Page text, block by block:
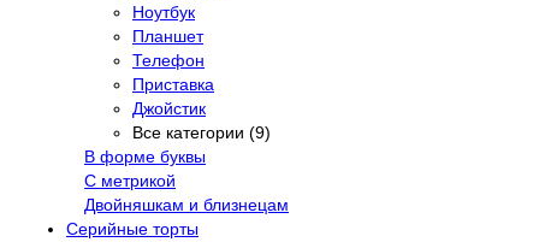
Ноутбук
Планшет
Телефон
Приставка
Джойстик
Все категории (9)
В форме буквы
С метрикой
Двойняшкам и близнецам
Серийные торты